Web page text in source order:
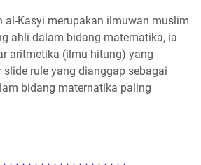
al-Kasyi merupakan ilmuwan muslim
ahli dalam bidang matematika, ia
aritmetika (ilmu hitung) yang
rule yang dianggap sebagai
bidang maternatika paling